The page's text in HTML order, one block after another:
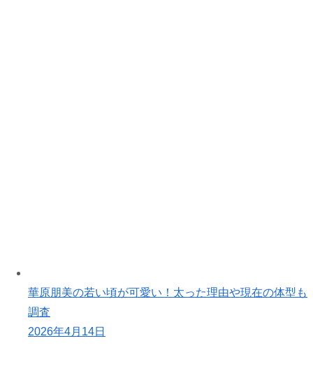
華原朋美の若い頃が可愛い！太った理由や現在の体型も
調査
2026年4月14日